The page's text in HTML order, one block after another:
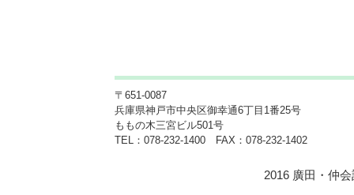
〒651-0087
兵庫県神戸市中央区御幸通6丁目1番25号
ももの木三宮ビル501号
TEL：078-232-1400 FAX：078-232-1402
2016 廣田・仲